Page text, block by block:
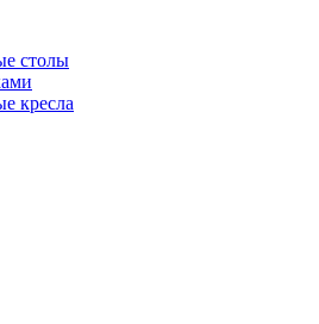
столы
кресла